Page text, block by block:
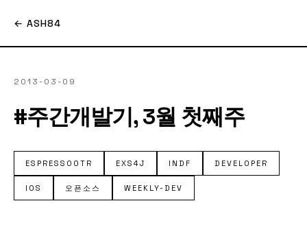
← ASH84
2013-03-09
#주간개발기, 3월 첫째주
ESPRESSOOTR EXS4J INDF DEVELOPER
IOS 오픈소스 WEEKLY-DEV